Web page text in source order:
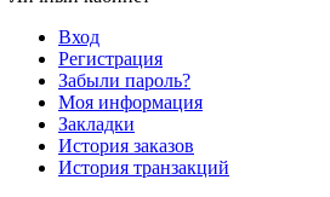
Вход
Регистрация
Забыли пароль?
Моя информация
Закладки
История заказов
История транзакций